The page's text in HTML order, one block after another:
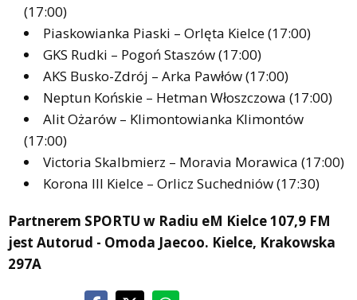
(17:00)
Piaskowianka Piaski – Orlęta Kielce (17:00)
GKS Rudki – Pogoń Staszów (17:00)
AKS Busko-Zdrój – Arka Pawłów (17:00)
Neptun Końskie – Hetman Włoszczowa (17:00)
Alit Ożarów – Klimontowianka Klimontów
(17:00)
Victoria Skalbmierz – Moravia Morawica (17:00)
Korona III Kielce – Orlicz Suchedniów (17:30)
Partnerem SPORTU w Radiu eM Kielce 107,9 FM
jest Autorud - Omoda Jaecoo. Kielce, Krakowska
297A